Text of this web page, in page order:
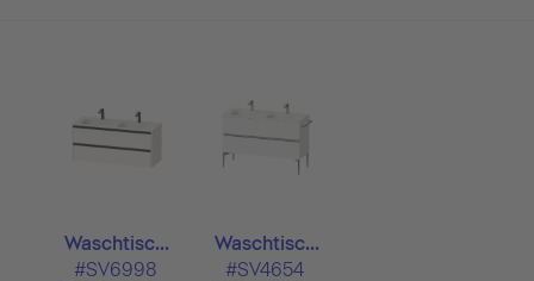
Waschtisc...
#SV6998
Waschtisc...
#SV4654